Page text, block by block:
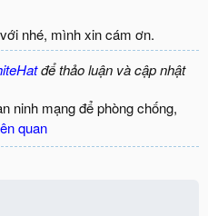
nhé, mình xin cám ơn.
để thảo luận và cập nhật
ninh mạng để phòng chống,
quan